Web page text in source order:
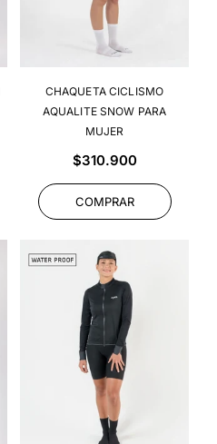
CHAQUETA CICLISMO
AQUALITE SNOW PARA
MUJER
Precio
$310.900
COMPRAR